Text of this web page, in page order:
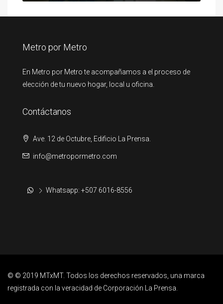
Metro por Metro
En Metro por Metro te acompañamos a el proceso de
elección de tu nuevo hogar, local u oficina.
Contáctanos
Ave. 12 de Octubre, Edificio La Prensa.
info@metropormetro.com
Whatsapp: +507 6016-8556
© © 2019 MTxMT. Todos los derechos reservados, una marca
registrada con la veracidad de Corporación La Prensa.